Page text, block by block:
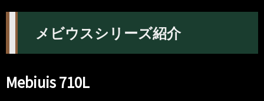
メビウスシリーズ紹介
Mebiuis 710L